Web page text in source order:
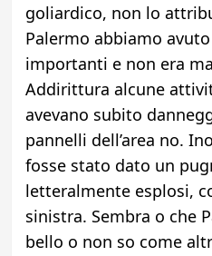
goliardico, non lo
Palermo abbiamo
importanti e non era
Addirittura alcune
avevano subito
pannelli dell’area no.
fosse stato dato un
letteralmente esplosi,
sinistra. Sembra o che
bello o non so come